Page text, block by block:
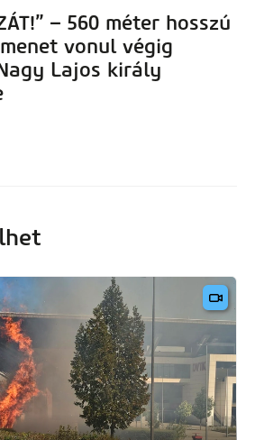
– 560 méter hosszú
vonul végig
Lajos király